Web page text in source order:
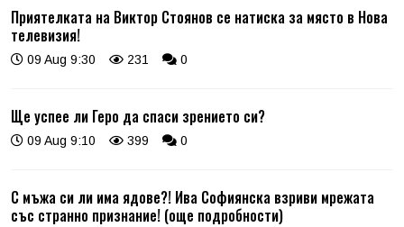
Приятелката на Виктор Стоянов се натиска за място в Нова
телевизия!
09 Aug 9:30 231 0
Ще успее ли Геро да спаси зрението си?
09 Aug 9:10 399 0
С мъжа си ли има ядове?! Ива Софиянска взриви мрежата
със странно признание! (още подробности)